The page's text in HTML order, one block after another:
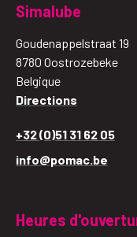
Simalube
Goudenappelstraat 19
8780 Oostrozebeke
Belgique
Directions
+32 (0)51 31 62 05
info@pomac.be
Heures